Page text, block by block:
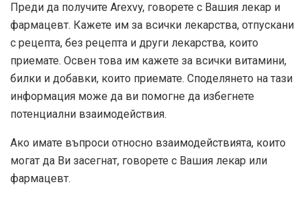
Преди да получите Arexvy, говорете с Вашия лекар и
фармацевт. Кажете им за всички лекарства, отпускани
с рецепта, без рецепта и други лекарства, които
приемате. Освен това им кажете за всички витамини,
билки и добавки, които приемате. Споделянето на тази
информация може да ви помогне да избегнете
потенциални взаимодействия.
Ако имате въпроси относно взаимодействията, които
могат да Ви засегнат, говорете с Вашия лекар или
фармацевт.